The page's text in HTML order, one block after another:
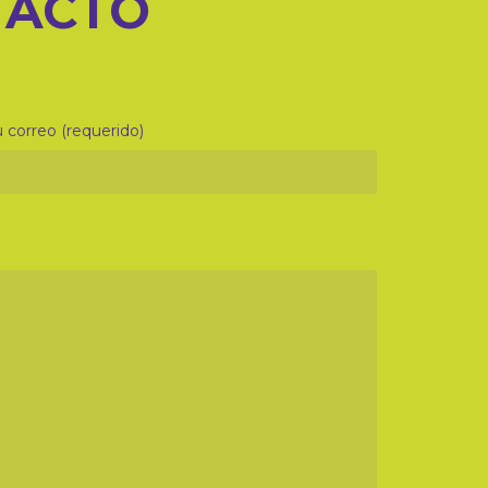
correo (requerido)